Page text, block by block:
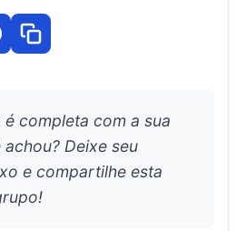
completa com a sua
Deixe seu
e compartilhe esta